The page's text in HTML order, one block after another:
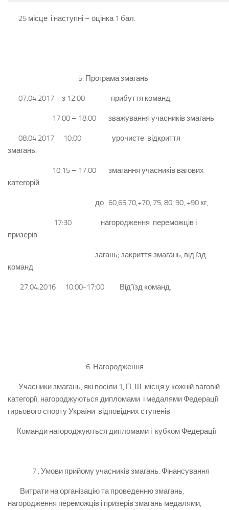
25 місце і наступні – оцінка 1 бал.
5. Програма змагань
07.04.2017 з 12:00 прибуття команд,
17:00 – 18:00 зважування учасників змагань
08.04.2017 10:00 урочисте відкриття
змагань;
10:15 – 17:00 змагання учасників вагових
категорій
до 60,65,70,+70, 75, 80, 90, +90 кг,
17:30 нагородження переможців і
призерів
загань; закриття змагань, від’їзд
команд.
27.04.2016 10:00-17:00 Від’їзд команд.
6. Нагородження
Учасники змагань, які посіли 1, П, Ш місця у кожній ваговій
категорії, нагороджуються дипломами і медалями Федерації
гирьового спорту України відповідних ступенів.
Команди нагороджуються дипломами і кубком Федерації.
7 . Умови прийому учасників змагань. Фінансування
Витрати на організацію та проведенню змагань,
нагородження переможців і призерів змагань медалями,